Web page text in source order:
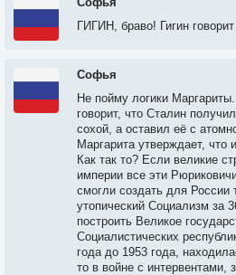
ГИГИН, браво! Гигин
Софья
Не пойму логики
говорит, что Сталин
сохой, а оставил её с
Маргарита утверждает, что
Как так то? Если великие
империи все эти
смогли создать для
утопический Социализм за
построить Великое
Социалистических
года до 1953 года,
то в войне с